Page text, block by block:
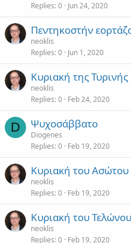
Replies 0 Jun 24, 2020
Πεντηκοστήν
neoklis
Replies 0 Jun 1, 2020
Κυριακή της Τυρινής
neoklis
Replies 0 Feb 24, 2020
D Ψυχοσάββατο
Diogenes
Replies 0 Feb 19, 2020
Κυριακή του Ασώτου
neoklis
Replies 0 Feb 19, 2020
Κυριακή του
neoklis
Replies 0 Feb 19, 2020